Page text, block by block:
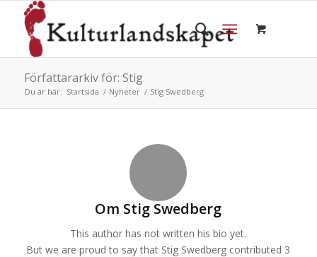
Författararkiv för: Stig
Du är här: Startsida / Nyheter / Stig Swedberg
Om Stig Swedberg
This author has not written his bio yet.
But we are proud to say that Stig Swedberg contributed 3